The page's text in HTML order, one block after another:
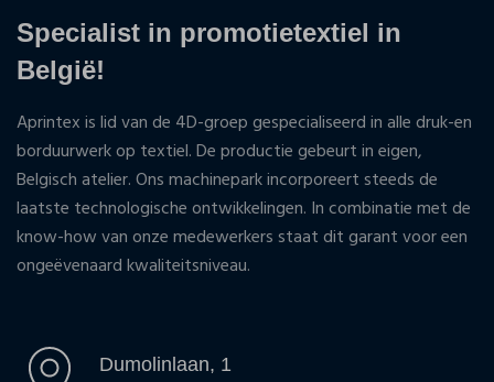
Specialist in promotietextiel in
België!
Aprintex is lid van de 4D-groep gespecialiseerd in alle druk-en
borduurwerk op textiel. De productie gebeurt in eigen,
Belgisch atelier. Ons machinepark incorporeert steeds de
laatste technologische ontwikkelingen. In combinatie met de
know-how van onze medewerkers staat dit garant voor een
ongeëvenaard kwaliteitsniveau.
Dumolinlaan, 1